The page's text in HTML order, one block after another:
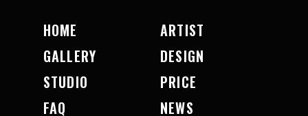
HOME
ARTIST
GALLERY
DESIGN
STUDIO
PRICE
FAQ
NEWS